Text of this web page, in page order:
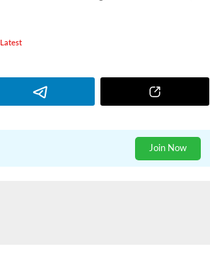
Latest
Join Now